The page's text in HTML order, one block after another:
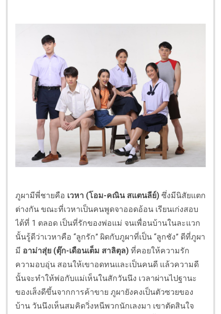
ภูผามีพี่ชายคือ เวหา (โอม-คณิน สแตนลีย์) ซึ่งมีนิสัยแตก
ต่างกัน ขณะที่เวหาเป็นคนพูดจาออดอ้อน เรียนเก่งสอบ
ได้ที่ 1 ตลอด เป็นที่รักของพ่อแม่ จนเพื่อนบ้านในละแวก
นั้นรู้ดีว่าเวหาคือ “ลูกรัก” ผิดกับภูผาที่เป็น “ลูกชัง” ดีที่ภูผา
มี อาม่าสุ่ย (ตุ๊ก-เดือนเต็ม สาลิตุล) ที่คอยให้ความรัก
ความอบอุ่น สอนให้เขาอดทนและเป็นคนดี แล้วความดี
นั้นจะทำให้พ่อกับแม่เห็นในสักวันนึง เวลาผ่านไปฐานะ
ของเส็งดีขึ้นจากการค้าขาย ภูผายังคงเป็นตัวซวยของ
บ้าน วันนึงเห็นสมคิดวิ่งหนีพวกนักเลงมา เขาตัดสินใจ